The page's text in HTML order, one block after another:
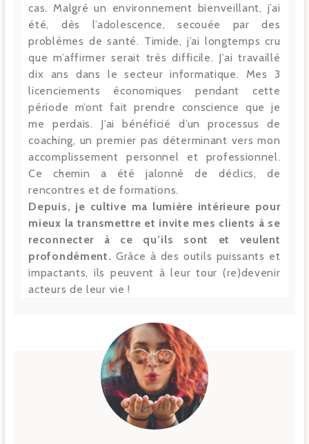
cas. Malgré un environnement bienveillant, j’ai
été, dès l’adolescence, secouée par des
problèmes de santé. Timide, j’ai longtemps cru
que m’affirmer serait très difficile. J’ai travaillé
dix ans dans le secteur informatique. Mes 3
licenciements économiques pendant cette
période m’ont fait prendre conscience que je
me perdais. J’ai bénéficié d’un processus de
coaching, un premier pas déterminant vers mon
accomplissement personnel et professionnel.
Ce chemin a été jalonné de déclics, de
rencontres et de formations.
Depuis, je cultive ma lumière intérieure pour
mieux la transmettre et invite mes clients à se
reconnecter à ce qu’ils sont et veulent
profondément. Grâce à des outils puissants et
impactants, ils peuvent à leur tour (re)devenir
acteurs de leur vie !